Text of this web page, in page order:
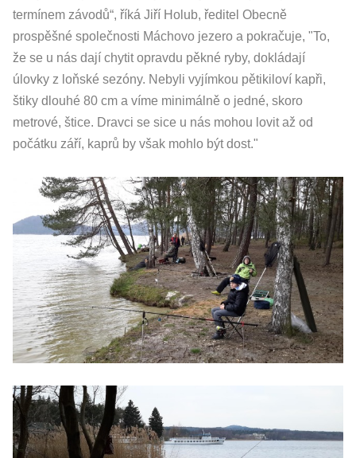
termínem závodů“, říká Jiří Holub, ředitel Obecně
prospěšné společnosti Máchovo jezero a pokračuje, "To,
že se u nás dají chytit opravdu pěkné ryby, dokládají
úlovky z loňské sezóny. Nebyli vyjímkou pětikiloví kapři,
štiky dlouhé 80 cm a víme minimálně o jedné, skoro
metrové, štice. Dravci se sice u nás mohou lovit až od
počátku září, kaprů by však mohlo být dost."